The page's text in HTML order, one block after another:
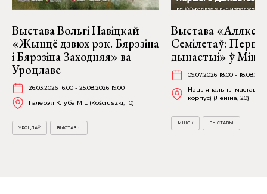
Выстава Вольгі Навіцкай
«Жыццё дзвюх рэк. Бярэзіна
і Бярэзіна Заходняя» ва
Уроцлаве
26.03.2026 16:00 - 25.08.2026 19:00
Галерэя Клуба MiL (Kościuszki, 10)
УРОЦЛАЎ ВЫСТАВЫ
Выстава
Семілетаў:
дынастыі» ў
09.07.2026 18:00 -
Нацыянальны мастацкі
корпус) (Леніна, 20)
МІНСК ВЫСТАВЫ